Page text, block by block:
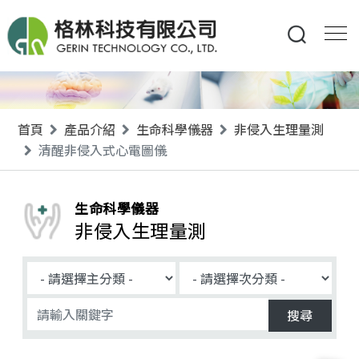
首頁 產品介紹 生命科學儀器
非侵入生理量測
清醒非侵入式心電圖儀
生命科學儀器
非侵入生理量測
搜尋